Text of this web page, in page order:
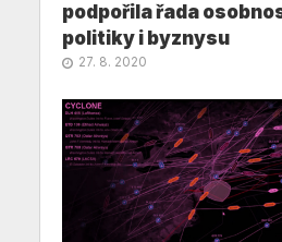
podpořila řada
politiky i byznysu
27. 8. 2020